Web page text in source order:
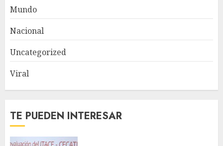
Mundo
Nacional
Uncategorized
Viral
TE PUEDEN INTERESAR